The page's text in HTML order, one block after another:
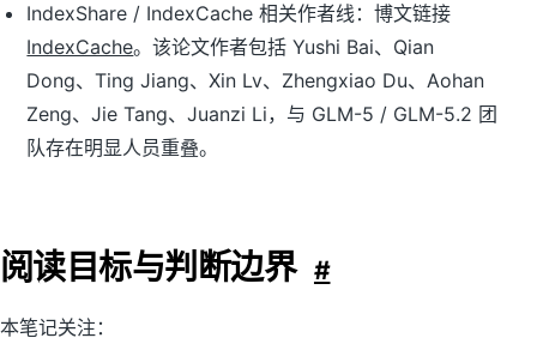
IndexShare / IndexCache 相关作者线：博文链接
IndexCache。该论文作者包括 Yushi Bai、Qian
Dong、Ting Jiang、Xin Lv、Zhengxiao Du、Aohan
Zeng、Jie Tang、Juanzi Li，与 GLM-5 / GLM-5.2 团
队存在明显人员重叠。
阅读目标与判断边界 #
本笔记关注：